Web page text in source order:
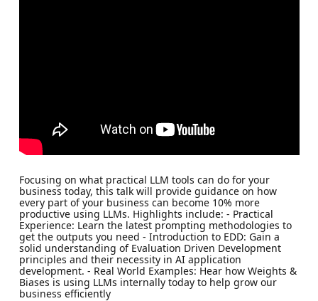
Focusing on what practical LLM tools can do for your
business today, this talk will provide guidance on how
every part of your business can become 10% more
productive using LLMs. Highlights include: - Practical
Experience: Learn the latest prompting methodologies to
get the outputs you need - Introduction to EDD: Gain a
solid understanding of Evaluation Driven Development
principles and their necessity in AI application
development. - Real World Examples: Hear how Weights &
Biases is using LLMs internally today to help grow our
business efficiently